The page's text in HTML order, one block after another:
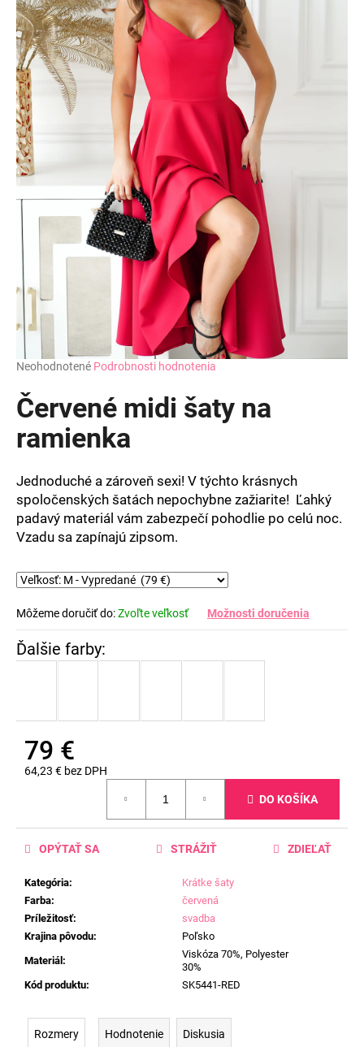
Priemerné
produktu
je
hviezdičiek.
Neohodnotené Podrobnosti hodnotenia
Červené midi šaty na
ramienka
Jednoduché a zároveň sexi! V týchto krásnych
spoločenských šatách nepochybne zažiarite! Ľahký
padavý materiál vám zabezpečí pohodlie po celú noc.
Vzadu sa zapínajú zipsom.
Môžeme doručiť do:Zvoľte veľkosť Možnosti doručenia
79 €
64,23 € bez DPH
DO KOŠÍKA
Kategória:
Krátke šaty
Farba:
červená
Príležitosť:
svadba
Krajina pôvodu:
Poľsko
Materiál :
Viskóza 70%, Polyester
30%
Kód produktu: SK5441-RED
OPÝTAŤ SA STRÁŽIŤ ZDIEĽAŤ
Rozmery Hodnotenie Diskusia